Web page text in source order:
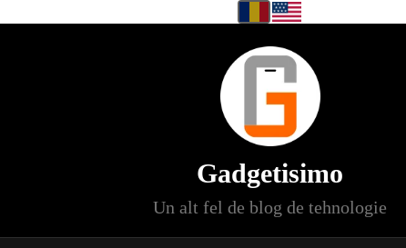
Gadgetisimo
Un alt fel de blog de tehnologie